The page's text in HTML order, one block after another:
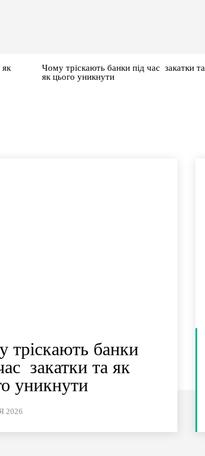
Чому тріскають банки під час закатки та
як цього уникнути
тріскають банки
закатки та як
уникнути
2026